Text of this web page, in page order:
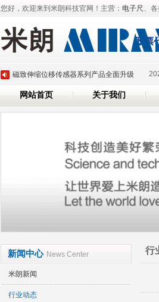
您好，欢迎来到米朗科技官网！主营： 电子尺 、
股票
深圳市米朗科技有限公司展会邀请：
米朗即将参加2025年深圳国际传感器与应用
磁致伸缩位移传感器系列产品全面升级
米朗科技荣任湖北省传感器行业协会副会长单
深圳市米朗科技有限公司展会邀请：
米朗即将参加2025年深圳国际传感器与应用
磁致伸缩位移传感器系列产品全面升级
米朗科技荣任湖北省传感器行业协会副会长单
网站首页 关于我们
新闻中心 News Center
米朗新闻
行业动态
行